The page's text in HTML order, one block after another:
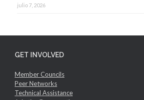
julio 7, 2026
GET INVOLVED
Member Councils
Peer Networks
Technical Assistance